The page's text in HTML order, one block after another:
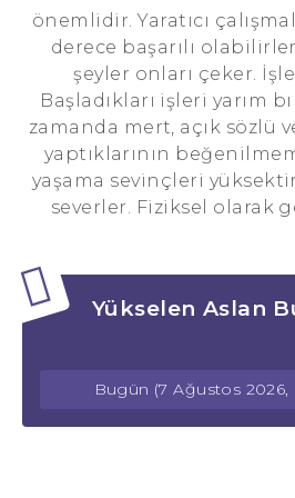
önemlidir. Yaratıcı
derece başarılı
şeyler onları çeker.
Başladıkları işleri yarım
zamanda mert, açık sözlü
yaptıklarının
yaşama sevinçleri
severler. Fiziksel olarak
Yükselen Aslan
Bugün (7 Ağustos 2026,